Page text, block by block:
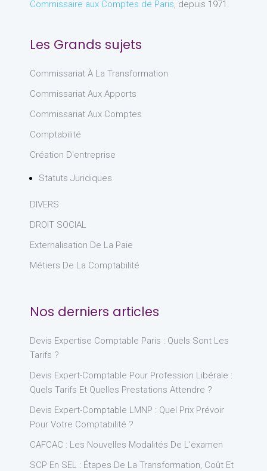
Commissaire aux Comptes de Paris , depuis 1971.
Les Grands sujets
Commissariat À La Transformation
Commissariat Aux Apports
Commissariat Aux Comptes
Comptabilité
Création D'entreprise
Statuts Juridiques
DIVERS
DROIT SOCIAL
Externalisation De La Paie
Métiers De La Comptabilité
Nos derniers articles
Devis Expertise Comptable Paris : Quels Sont Les
Tarifs ?
Devis Expert-Comptable Pour Profession Libérale :
Quels Tarifs Et Quelles Prestations Attendre ?
Devis Expert-Comptable LMNP : Quel Prix Prévoir
Pour Votre Comptabilité ?
CAFCAC : Les Nouvelles Modalités De L’examen
SCP En SEL : Étapes De La Transformation, Coût Et